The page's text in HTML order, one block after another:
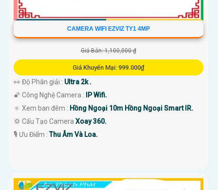
CAMERA WIFI EZVIZ TY1 4MP
Giá Bán: 1,100,000 ₫
Giá Khuyến Mại: 999.000₫
👀 Độ Phân giải : Ultra 2k .
🌠 Công Nghệ Camera :
IP Wifi.
🔅 Xem ban đêm : Hồng Ngoại 10m Hồng Ngoại Smart IR.
💢 Cấu Tạo Camera Xoay 360.
️🎙 Ưu Điểm :Thu Âm Và Loa.